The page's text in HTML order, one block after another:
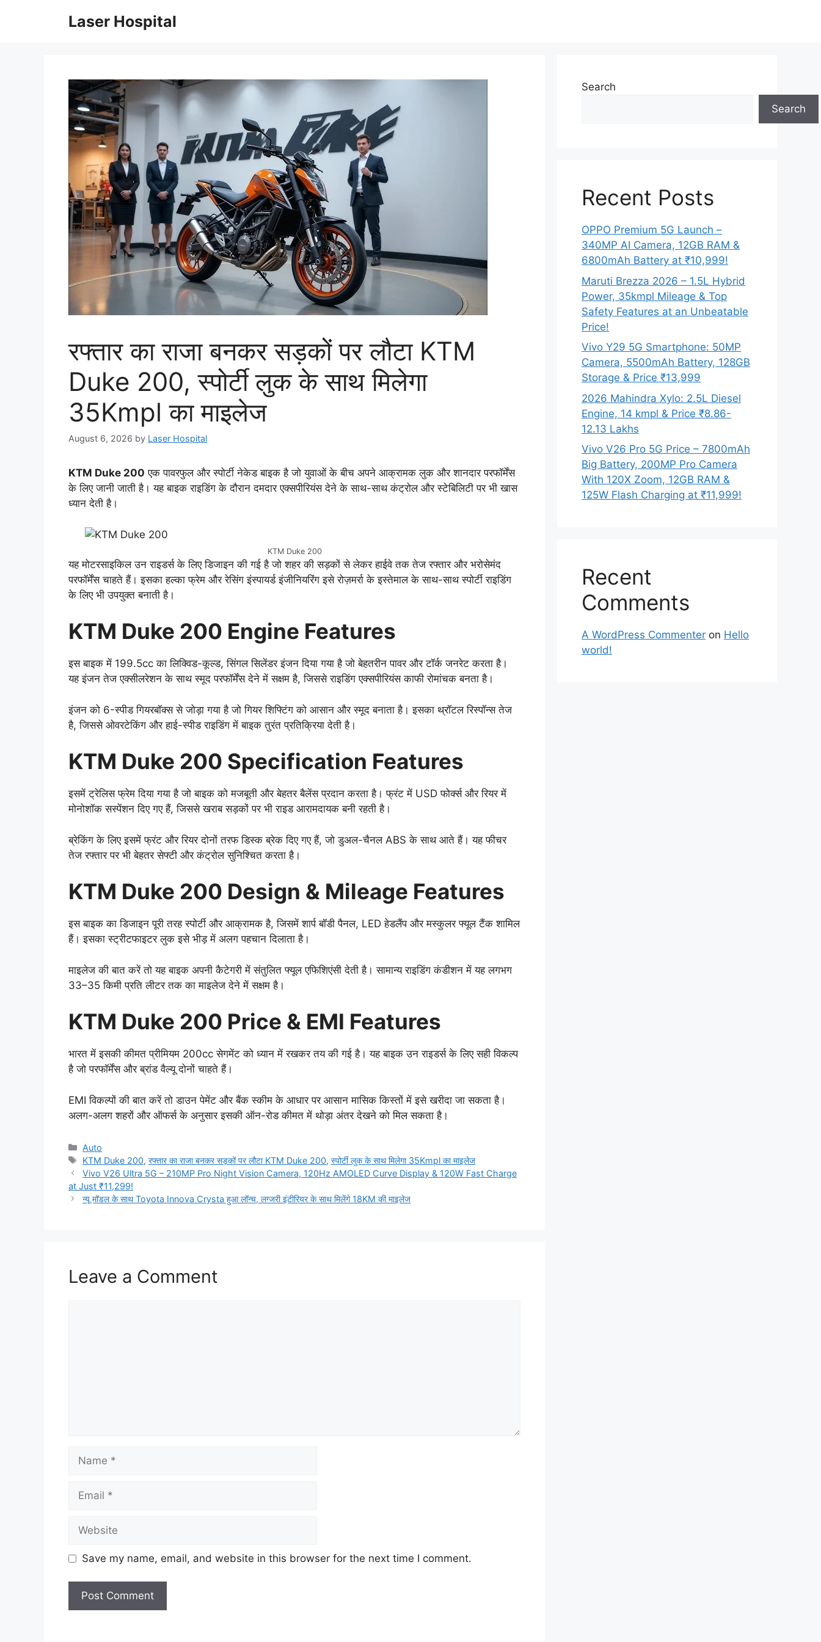
Laser Hospital
रफ्तार का राजा बनकर सड़कों पर लौटा KTM
Duke 200, स्पोर्टी लुक के साथ मिलेगा
35Kmpl का माइलेज
August 6, 2026 by Laser Hospital
KTM Duke 200 एक पावरफुल और स्पोर्टी नेकेड बाइक है जो युवाओं के बीच अपने आक्रामक लुक और शानदार परफॉर्मेंस
के लिए जानी जाती है। यह बाइक राइडिंग के दौरान दमदार एक्सपीरियंस देने के साथ-साथ कंट्रोल और स्टेबिलिटी पर भी खास
ध्यान देती है।
KTM Duke 200
यह मोटरसाइकिल उन राइडर्स के लिए डिजाइन की गई है जो शहर की सड़कों से लेकर हाईवे तक तेज रफ्तार और भरोसेमंद
परफॉर्मेंस चाहते हैं। इसका हल्का फ्रेम और रेसिंग इंस्पायर्ड इंजीनियरिंग इसे रोज़मर्रा के इस्तेमाल के साथ-साथ स्पोर्टी राइडिंग
के लिए भी उपयुक्त बनाती है।
KTM Duke 200 Engine Features
इस बाइक में 199.5cc का लिक्विड-कूल्ड, सिंगल सिलेंडर इंजन दिया गया है जो बेहतरीन पावर और टॉर्क जनरेट करता है।
यह इंजन तेज एक्सीलरेशन के साथ स्मूद परफॉर्मेंस देने में सक्षम है, जिससे राइडिंग एक्सपीरियंस काफी रोमांचक बनता है।
इंजन को 6-स्पीड गियरबॉक्स से जोड़ा गया है जो गियर शिफ्टिंग को आसान और स्मूद बनाता है। इसका थ्रॉटल रिस्पॉन्स तेज
है, जिससे ओवरटेकिंग और हाई-स्पीड राइडिंग में बाइक तुरंत प्रतिक्रिया देती है।
KTM Duke 200 Specification Features
इसमें ट्रेलिस फ्रेम दिया गया है जो बाइक को मजबूती और बेहतर बैलेंस प्रदान करता है। फ्रंट में USD फोर्क्स और रियर में
मोनोशॉक सस्पेंशन दिए गए हैं, जिससे खराब सड़कों पर भी राइड आरामदायक बनी रहती है।
ब्रेकिंग के लिए इसमें फ्रंट और रियर दोनों तरफ डिस्क ब्रेक दिए गए हैं, जो डुअल-चैनल ABS के साथ आते हैं। यह फीचर
तेज रफ्तार पर भी बेहतर सेफ्टी और कंट्रोल सुनिश्चित करता है।
KTM Duke 200 Design & Mileage Features
इस बाइक का डिजाइन पूरी तरह स्पोर्टी और आक्रामक है, जिसमें शार्प बॉडी पैनल, LED हेडलैंप और मस्कुलर फ्यूल टैंक शामिल
हैं। इसका स्ट्रीटफाइटर लुक इसे भीड़ में अलग पहचान दिलाता है।
माइलेज की बात करें तो यह बाइक अपनी कैटेगरी में संतुलित फ्यूल एफिशिएंसी देती है। सामान्य राइडिंग कंडीशन में यह लगभग
33–35 किमी प्रति लीटर तक का माइलेज देने में सक्षम है।
KTM Duke 200 Price & EMI Features
भारत में इसकी कीमत प्रीमियम 200cc सेगमेंट को ध्यान में रखकर तय की गई है। यह बाइक उन राइडर्स के लिए सही विकल्प
है जो परफॉर्मेंस और ब्रांड वैल्यू दोनों चाहते हैं।
EMI विकल्पों की बात करें तो डाउन पेमेंट और बैंक स्कीम के आधार पर आसान मासिक किस्तों में इसे खरीदा जा सकता है।
अलग-अलग शहरों और ऑफर्स के अनुसार इसकी ऑन-रोड कीमत में थोड़ा अंतर देखने को मिल सकता है।
Categories
Auto
Tags
KTM Duke 200,रफ्तार का राजा बनकर सड़कों पर लौटा KTM Duke 200,स्पोर्टी लुक के साथ मिलेगा 35Kmpl का माइलेज
Vivo V26 Ultra 5G – 210MP Pro Night Vision Camera, 120Hz AMOLED Curve Display & 120W Fast Charge
at Just ₹11,299!
न्यू मॉडल के साथ Toyota Innova Crysta हुआ लॉन्च, लग्जरी इंटीरियर के साथ मिलेंगे 18KM की माइलेज
Leave a Comment
Save my name, email, and website in this browser for the next time I comment.
Search
Search
Recent Posts
OPPO Premium 5G Launch –
340MP AI Camera, 12GB RAM &
6800mAh Battery at ₹10,999!
Maruti Brezza 2026 – 1.5L Hybrid
Power, 35kmpl Mileage & Top
Safety Features at an Unbeatable
Price!
Vivo Y29 5G Smartphone: 50MP
Camera, 5500mAh Battery, 128GB
Storage & Price ₹13,999
2026 Mahindra Xylo: 2.5L Diesel
Engine, 14 kmpl & Price ₹8.86-
12.13 Lakhs
Vivo V26 Pro 5G Price – 7800mAh
Big Battery, 200MP Pro Camera
With 120X Zoom, 12GB RAM &
125W Flash Charging at ₹11,999!
Recent
Comments
A WordPress Commenter on Hello
world!